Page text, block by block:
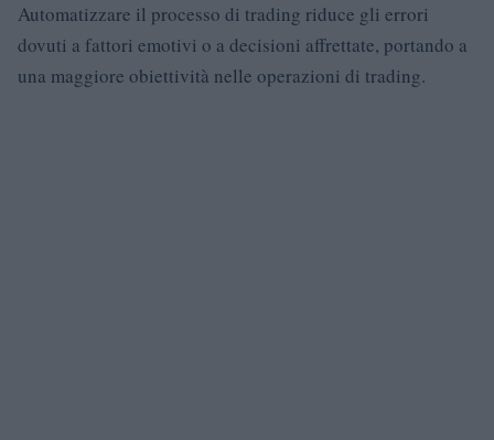
Automatizzare il processo di trading riduce gli errori
dovuti a fattori emotivi o a decisioni affrettate, portando a
una maggiore obiettività nelle operazioni di trading.